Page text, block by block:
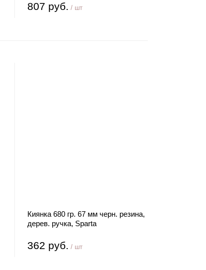
807 руб. / шт
Киянка 680 гр. 67 мм черн. резина,
дерев. ручка, Sparta
362 руб. / шт